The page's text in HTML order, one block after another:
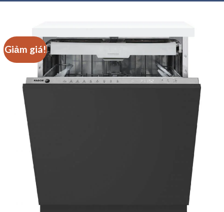
Giảm giá!